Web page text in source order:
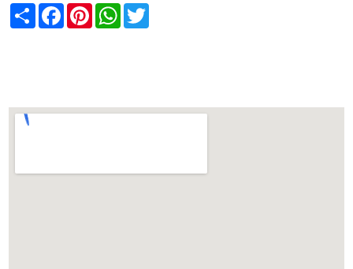
ShareFacebook
PinterestWhatsApp